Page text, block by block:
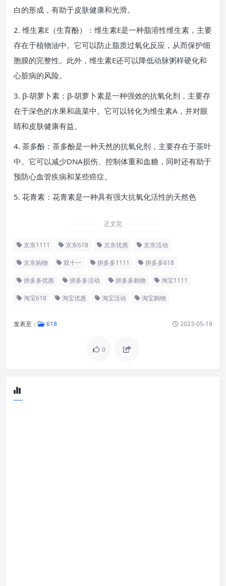
白的形成，有助于皮肤健康和光滑。
2. 维生素E（生育酚）：维生素E是一种脂溶性维生素，主要
存在于植物油中。它可以防止脂质过氧化反应，从而保护细
胞膜的完整性。此外，维生素E还可以降低动脉粥样硬化和
心脏病的风险。
3. β-胡萝卜素：β-胡萝卜素是一种强效的抗氧化剂，主要存
在于深色的水果和蔬菜中。它可以转化为维生素A，并对眼
睛和皮肤健康有益。
4. 茶多酚：茶多酚是一种天然的抗氧化剂，主要存在于茶叶
中。它可以减少DNA损伤、控制体重和血糖，同时还有助于
预防心血管疾病和某些癌症。
5. 花青素：花青素是一种具有强大抗氧化活性的天然色
正文完
京东1111 京东618 京东优惠 京东活动
京东购物 双十一 拼多多1111 拼多多618
拼多多优惠 拼多多活动 拼多多购物 淘宝1111
淘宝618 淘宝优惠 淘宝活动 淘宝购物
发表至： 618 2023-05-19
0